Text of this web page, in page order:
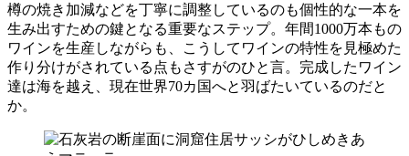
樽の焼き加減などを丁寧に調整しているのも個性的な一本を
生み出すための鍵となる重要なステップ。年間1000万本もの
ワインを生産しながらも、こうしてワインの特性を見極めた
作り分けがされている点もさすがのひと言。完成したワイン
達は海を越え、現在世界70カ国へと羽ばたいているのだと
か。